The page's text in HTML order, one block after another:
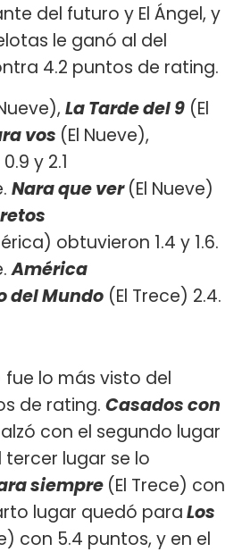
del futuro y El Ángel, y
le ganó al del
4.2 puntos de rating.
La Tarde del 9 (El
vos (El Nueve),
y 2.1
Nara que ver(El Nueve)
obtuvieron 1.4 y 1.6.
América
del Mundo (El Trece) 2.4.
fue lo más visto del
de rating. Casados con
con el segundo lugar
tercer lugar se lo
siempre (El Trece) con
lugar quedó paraLos
con 5.4 puntos, y en el